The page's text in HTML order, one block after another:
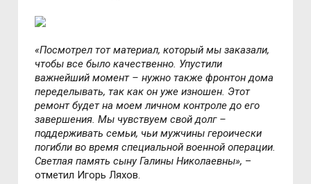
«Посмотрел тот материал, который мы заказали,
чтобы все было качественно. Упустили
важнейший момент – нужно также фронтон дома
переделывать, так как он уже изношен. Этот
ремонт будет на моем личном контроле до его
завершения. Мы чувствуем свой долг –
поддерживать семьи, чьи мужчины героически
погибли во время специальной военной операции.
Светлая память сыну Галины Николаевны», –
отметил Игорь Ляхов.